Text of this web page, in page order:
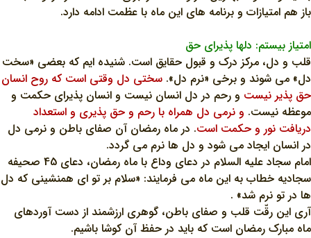
باز هم امتيازات و برنامه هاي اين ماه با عظمت ادامه دارد.
امتياز بيستم: دلها پذيراي حق
قلب و دل، مرکز درک و قبول حقايق است. شنيده ايم که بعضي «سخت
دل» مي شوند و برخي «نرم دل». سختي دل وقتي است که روح انسان
حق پذير نيست و رحم در دل انسان نيست و انسان پذيراي حکمت و
موعظه نيست. و نرمي دل همراه با رحم و حق پذيري و استعداد
دريافت نور و حکمت است. در ماه رمضان آن صفاي باطن و نرمي دل
در انسان ايجاد مي شود و دل ها نرم مي گردد.
امام سجاد عليه السلام در دعاي وداع با ماه رمضان، دعاي 45 صحيفه
سجاديه خطاب به اين ماه مي فرمايند: «سلام بر تو اي همنشيني که دل
ها در تو نرم شد» .
آري اين رقّت قلب و صفاي باطن، گوهري ارزشمند از دست آوردهاي
ماه مبارک رمضان است که بايد در حفظ آن کوشا باشيم.